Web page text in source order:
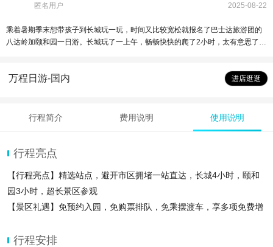
匿名用户 2025-08-22
乘着暑期季末想带孩子到长城玩一玩，时间又比较宽松就报名了巴士达旅游团的
八达岭加颐和园一日游。长城玩了一上午，畅畅快快的爬了2小时，太有意思了。
玩，也推荐跟着巴士达的旅游团，服务好，费用也透明。
万程日游-国内 进店逛逛
行程简介 费用说明 使用说明
行程亮点
【行程亮点】精选站点，避开市区拥堵一站直达，长城4小时，颐和
园3小时，超长景区参观
【景区礼遇】免预约入园，免购票排队，免乘摆渡车，享多项免费增
【暖心礼赠】生日当天免车费，赠鸟巢/水立方外景，享景区餐厅专属
行程安排